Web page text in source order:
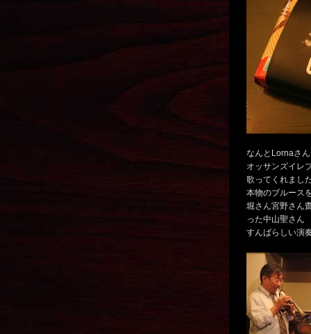
なんとLornaさ
オッサンズイレ
歌ってくれまし
本物のブルース
堀さん宮野さん
った中山聖さん
すんばらしい演